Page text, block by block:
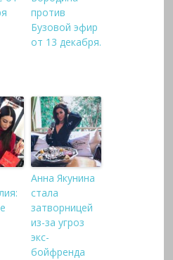
против
Бузовой эфир
от 13 декабря.
Анна Якунина
стала
затворницей
из-за угроз
экс-
бойфренда